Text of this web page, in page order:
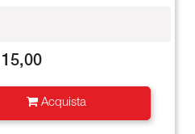
Acquista